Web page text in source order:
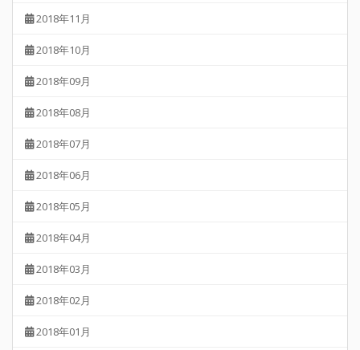
2018年11月
2018年10月
2018年09月
2018年08月
2018年07月
2018年06月
2018年05月
2018年04月
2018年03月
2018年02月
2018年01月